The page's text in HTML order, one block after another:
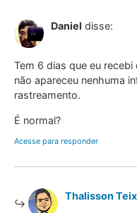
Daniel disse:
Tem 6 dias que eu
não apareceu nenhuma
rastreamento.
É normal?
Acesse para responder
Thalisson